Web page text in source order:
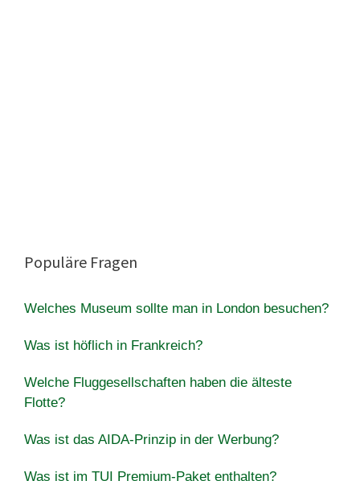
Populäre Fragen
Welches Museum sollte man in London besuchen?
Was ist höflich in Frankreich?
Welche Fluggesellschaften haben die älteste
Flotte?
Was ist das AIDA-Prinzip in der Werbung?
Was ist im TUI Premium-Paket enthalten?